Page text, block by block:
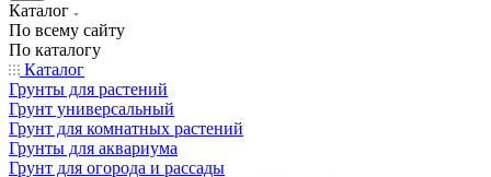
Каталог
По всему сайту
По каталогу
Каталог
Грунты для растений
Грунт универсальный
Грунт для комнатных растений
Грунты для аквариума
Грунт для огорода и рассады